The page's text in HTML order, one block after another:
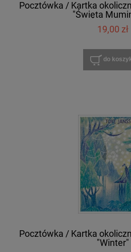
Pocztówka / Kartka
"Święta
19,00 zł
do
Pocztówka / Kartka
"Winter"